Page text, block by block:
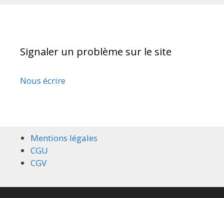
Signaler un problème sur le site
Nous écrire
Mentions légales
CGU
CGV